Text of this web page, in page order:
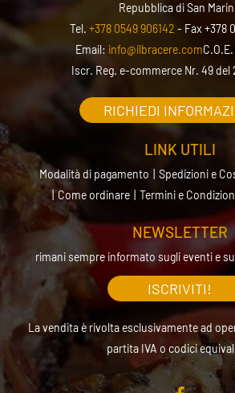
Repubblica di San
Tel. +378 0549 906142 - Fax +378
Email: info@ilbracere.com
Iscr. Reg. e-commerce Nr. 49 del
RICHIEDI
LINK UTILI
Modalità di pagamento Spedizioni e
Come ordinare
Termini e
NEWSLETTER
rimani sempre informato sugli eventi e
ISCRIVITI!
La vendita è rivolta esclusivamente ad
partita IVA o codici